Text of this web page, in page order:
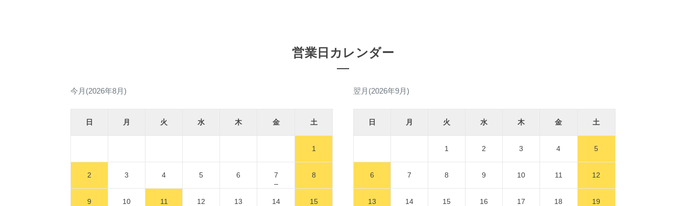
営業日カレンダー
今月(2026年8月)
日 月 火 水 木 金 土
1
2 3 4 5 6 7 8
9 10 11 12 13 14 15
翌月(2026年9月)
日 月 火 水 木 金 土
1 2 3 4 5
6 7 8 9 10 11 12
13 14 15 16 17 18 19